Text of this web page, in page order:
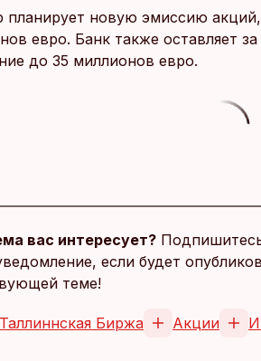
планирует новую эмиссию
евро. Банк также оставляет
до 35 миллионов евро.
вас интересует?
если будет
теме!
Таллиннская Биржа Акции